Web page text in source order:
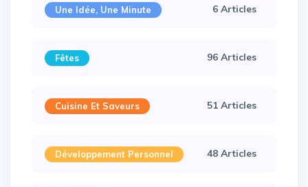
Une Idée, Une Minute 6 Articles
Fêtes 96 Articles
Cuisine Et Saveurs 51 Articles
Développement Personnel 48 Articles